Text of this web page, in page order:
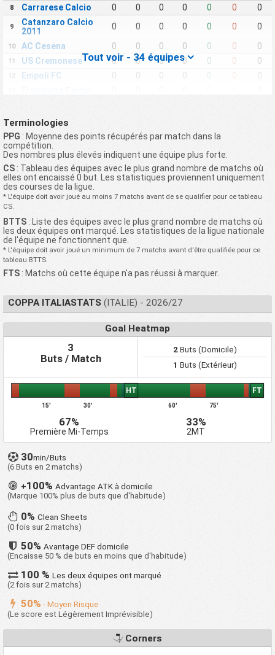
Tout voir - 34 équipes
8 Carrarese Calcio 0 0 0 0 0 0 0
9
Catanzaro Calcio
2011
0 0 0 0 0 0 0
10 AC Cesena 0 0 0 0 0 0 0
11 US Cremonese 0 0 0 0 0 0 0
12 Empoli FC 0 0 0 0 0 0
15 Hellas Verona FC
16 SS Juve Stabia 0 0 0 0 0
17 SS Lazio 0 0 0
18 US Lecce 0 0 0
19 Mantova FC 0 0 0 0 0 0 0
20 Modena FC 0 0 0 0 0 0 0
21
22 US Citta di Palermo 0 0 0 0 0 0 0
23 Parma Calcio 1913 0
24 AC Pisa 1909 0 0 0 0 0 0 0
27 US Sassuolo Calcio 0 0 0 0 0 0 0
28 FC Sudtirol 0 0 0 0 0 0 0
0 0 0
Union Brescia 0 0 0 0 0
0 0 0
33 ACD Virtus Entella 0 0 0 0 0 0 0
SSD Potenza
Calcio
1
Terminologies
PPG : Moyenne des points récupérés par match dans la
compétition.
Des nombres plus élevés indiquent une équipe plus forte.
CS: Tableau des équipes avec le plus grand nombre de matchs où
elles ont encaissé 0 but. Les statistiques proviennent uniquement
des courses de la ligue.
* L'équipe doit avoir joué au moins 7 matchs avant de se qualifier pour ce tableau
CS.
BTTS : Liste des équipes avec le plus grand nombre de matchs où
les deux équipes ont marqué. Les statistiques de la ligue nationale
de l'équipe ne fonctionnent que.
* L'équipe doit avoir joué un minimum de 7 matchs avant d'être qualifiée pour ce
tableau BTTS.
FTS : Matchs où cette équipe n'a pas réussi à marquer.
COPPA ITALIASTATS (ITALIE) - 2026/27
Goal Heatmap
3
Buts / Match
2Buts (Domicile)
1 Buts (Extérieur)
15' 30'
HT
60' 75'
FT
67%
Première Mi-Temps
33%
2MT
30min/Buts
(6 Buts en 2 matchs)
+100% Advantage ATK à domicile
(Marque 100% plus de buts que d'habitude)
0%Clean Sheets
(0 fois sur 2 matchs)
50%Avantage DEF domicile
(Encaisse 50 % de buts en moins que d'habitude)
100 %Les deux équipes ont marqué
(2 fois sur 2 matchs)
50% - Moyen Risque
(Le score est Légèrement Imprévisible)
Corners